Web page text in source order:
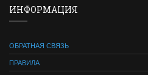
ИНФОРМАЦИЯ
ОБРАТНАЯ СВЯЗЬ
ПРАВИЛА